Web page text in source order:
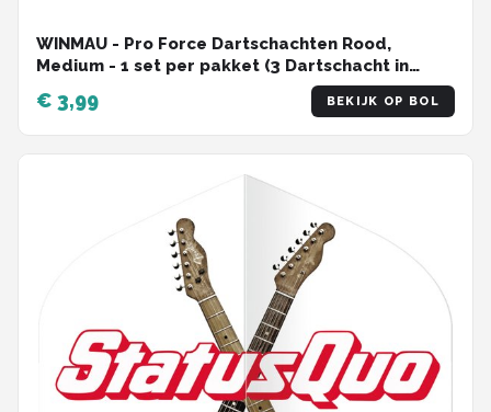
WINMAU - Pro Force Dartschachten Rood,
Medium - 1 set per pakket (3 Dartschacht in
€ 3,99 BEKIJK OP BOL